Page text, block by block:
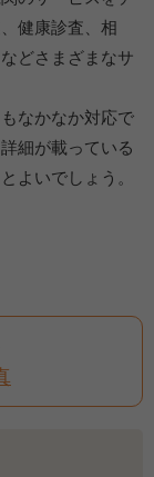
健康診査、相
どさまざまなサ
なかなか対応で
細が載っている
よいでしょう。